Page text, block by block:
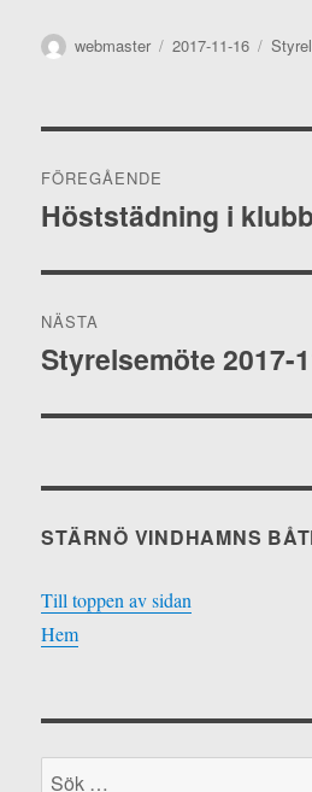
Författare
webmaster
Publicerat
2017-11-16
FÖREGÅENDE
Föregående
Höststädning i
NÄSTA
Nästa
Styrelsemöte 2017-
STÄRNÖ VINDHAMNS
Till toppen av sidan
Hem
Sök